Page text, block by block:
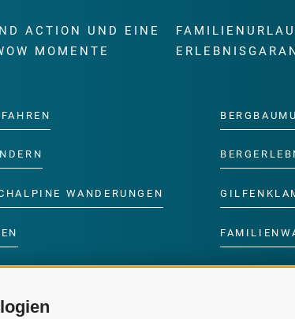
ACTION UND EINE
MOMENTE
WANDERUNGEN
ERLEBEN